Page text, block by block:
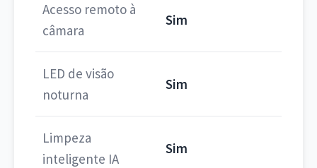
Acesso remoto à
câmara
Sim
LED de visão
noturna
Sim
Limpeza
inteligente IA
Sim